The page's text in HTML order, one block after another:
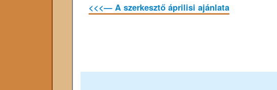
<<<— A szerkesztő áprilisi ajánlata